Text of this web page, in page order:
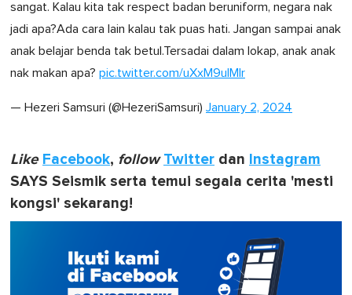
sangat. Kalau kita tak respect badan beruniform, negara nak
jadi apa?Ada cara lain kalau tak puas hati. Jangan sampai anak
anak belajar benda tak betul.Tersadai dalam lokap, anak anak
nak makan apa? pic.twitter.com/uXxM9ulMlr
— Hezeri Samsuri (@HezeriSamsuri) January 2, 2024
Like Facebook, follow Twitter dan Instagram
SAYS Seismik serta temui segala cerita 'mesti
kongsi' sekarang!